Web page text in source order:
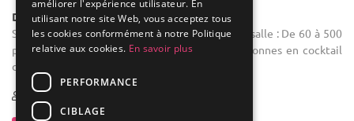
Demeure de caractère / Corps de Ferme
Salle des fêtes : Flexibilité d’agencement de la salle : De 60 à 500
personnes en repas « assis » et + de 1000 personnes en cocktail
dinatoire.
5-800
améliorer l'expérience utilisateur. En
utilisant notre site Web, vous acceptez tous
les cookies conformément à notre Politique
relative aux cookies. En savoir plus
PERFORMANCE
CIBLAGE